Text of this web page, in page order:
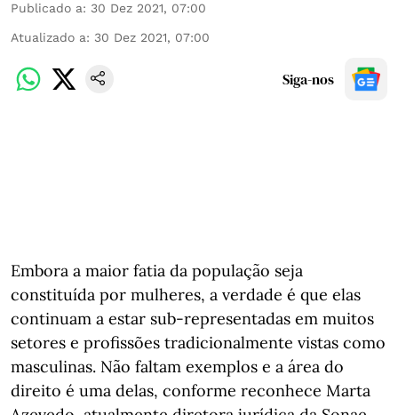
Publicado a: 30 Dez 2021, 07:00
Atualizado a: 30 Dez 2021, 07:00
Siga-nos
Embora a maior fatia da população seja
constituída por mulheres, a verdade é que elas
continuam a estar sub-representadas em muitos
setores e profissões tradicionalmente vistas como
masculinas. Não faltam exemplos e a área do
direito é uma delas, conforme reconhece Marta